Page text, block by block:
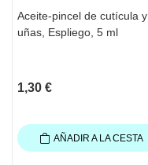
Aceite-pincel de cutícula y
uñas, Espliego, 5 ml
1,30 €
AÑADIR A LA CESTA